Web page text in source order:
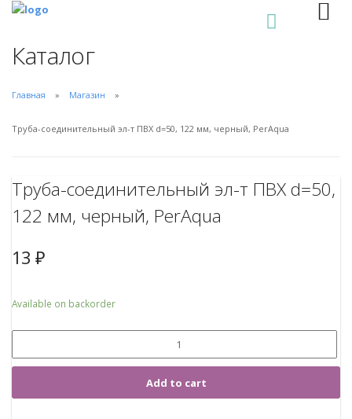
Каталог
Главная Магазин
Труба-соединительный эл-т ПВХ d=50, 122 мм, черный, PerAqua
Труба-соединительный эл-т ПВХ d=50,
122 мм, черный, PerAqua
13 ₽
Available on backorder
Add to cart